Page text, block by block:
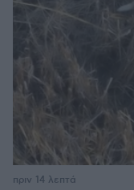
πριν 14 λεπτά